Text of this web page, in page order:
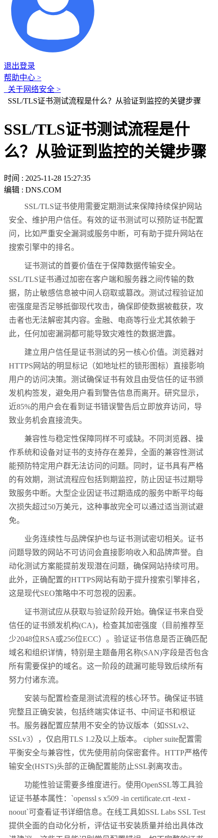
退出登录
帮助中心 >
关于网络安全 >
SSL/TLS证书测试流程是什么？从验证到监控的关键步骤
SSL/TLS证书测试流程是什
么？从验证到监控的关键步骤
时间 : 2025-11-28 15:27:35
编辑 : DNS.COM
SSL/TLS证书使用需要定期测试来保障持续保护网站
安全、维护用户信任。有效的证书测试可以预防证书配置
问，比如严重安全漏洞或服务中断，可有助于提升网站在
搜索引擎中的排名。
证书测试的首要价值在于保障数据传输安全。
SSL/TLS证书通过加密在客户端和服务器之间传输的数
据，防止敏感信息被中间人窃取或篡改。测试过程验证加
密强度是否足够抵御现代攻击，确保即使数据被截获，攻
击者也无法解密其内容。金融、电商等行业尤其依赖于
此，任何加密漏洞都可能导致灾难性的数据泄露。
建立用户信任是证书测试的另一核心价值。浏览器对
HTTPS 网站的明显标记（如地址栏的锁形图标）直接影响
用户的访问决策。测试确保证书有效且由受信任的证书颁
发机构签发，避免用户看到警告信息而离开。研究显示，
近85%的用户会在看到证书错误警告后立即放弃访问，导
致业务机会直接流失。
兼容性与稳定性保障同样不可或缺。不同浏览器、操
作系统和设备对证书的支持存在差异，全面的兼容性测试
能预防特定用户群无法访问的问题。同时，证书具有严格
的有效期，测试流程应包括到期监控，防止因证书过期导
致服务中断。大型企业因证书过期造成的服务中断平均每
次损失超过50万美元，这种事故完全可以通过适当测试避
免。
业务连续性与品牌保护也与证书测试密切相关。证书
问题导致的网站不可访问会直接影响收入和品牌声誉。自
动化测试方案能提前发现潜在问题，确保网站持续可用。
此外，正确配置的HTTPS 网站有助于提升搜索引擎排名，
这是现代SEO策略中不可忽视的因素。
证书测试应从获取与验证阶段开始。确保证书来自受
信任的证书颁发机构(CA)，检查其加密强度（目前推荐至
少2048位RSA或256位ECC）。验证证书信息是否正确匹配
域名和组织详情，特别是主题备用名称(SAN)字段是否包含
所有需要保护的域名。这一阶段的疏漏可能导致后续所有
努力付诸东流。
安装与配置检查是测试流程的核心环节。确保证书链
完整且正确安装，包括终端实体证书、中间证书和根证
书。服务器配置应禁用不安全的协议版本（如SSLv2、
SSLv3），仅启用TLS 1.2及以上版本。 cipher suite配置需
平衡安全与兼容性，优先使用前向保密套件。 HTTP严格传
输安全(HSTS)头部的正确配置能防止SSL剥离攻击。
功能性验证需要多维度进行。使用OpenSSL等工具验
证证书基本属性： `openssl s x509 -in certificate.crt -text -
noout`可查看证书详细信息。在线工具如SSL Labs SSL Test
提供全面的自动化分析，评估证书安装质量并给出具体改